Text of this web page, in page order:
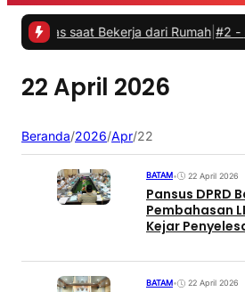
saat Bekerja dari Rumah| #2 -
22 April 2026
Beranda/2026/Apr/22
BATAM• 22 April 2026
Pansus DPRD
Pembahasan
Kejar
BATAM• 22 April 2026